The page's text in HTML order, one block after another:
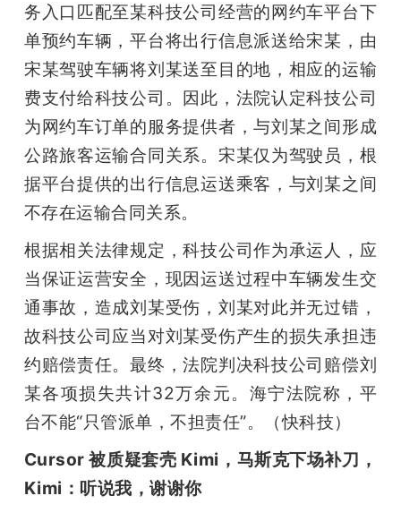
务入口匹配至某科技公司经营的网约车平台下
单预约车辆，平台将出行信息派送给宋某，由
宋某驾驶车辆将刘某送至目的地，相应的运输
费支付给科技公司。因此，法院认定科技公司
为网约车订单的服务提供者，与刘某之间形成
公路旅客运输合同关系。宋某仅为驾驶员，根
据平台提供的出行信息运送乘客，与刘某之间
不存在运输合同关系。
根据相关法律规定，科技公司作为承运人，应
当保证运营安全，现因运送过程中车辆发生交
通事故，造成刘某受伤，刘某对此并无过错，
故科技公司应当对刘某受伤产生的损失承担违
约赔偿责任。最终，法院判决科技公司赔偿刘
某各项损失共计32万余元。海宁法院称，平
台不能“只管派单，不担责任”。（快科技）
Cursor 被质疑套壳 Kimi，马斯克下场补刀，
Kimi：听说我，谢谢你